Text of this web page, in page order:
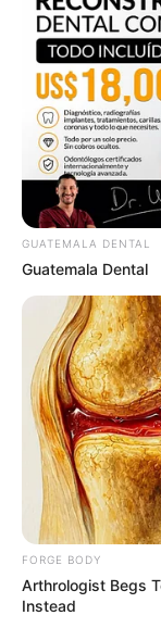
Mysterious
BRAINBERRIES
Think Your
BRAINBERRIES
GUATEMALA DENTAL
Guatemala Dental
FORGE BODY
Arthrologist Begs
Instead